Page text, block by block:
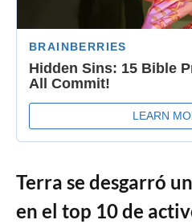
Terra se desgarró
en el top 10 de